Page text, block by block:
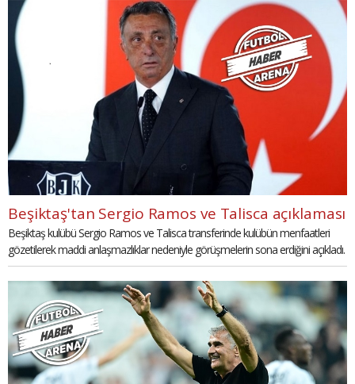
Beşiktaş'tan Sergio Ramos ve Talisca açıklaması
Beşiktaş kulübü Sergio Ramos ve Talisca transferinde kulübün menfaatleri
gözetilerek maddi anlaşmazlıklar nedeniyle görüşmelerin sona erdiğini açıkladı.